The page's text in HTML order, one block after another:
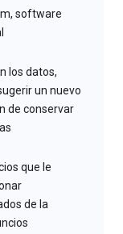
software
los datos,
un nuevo
de conservar
que le
de la